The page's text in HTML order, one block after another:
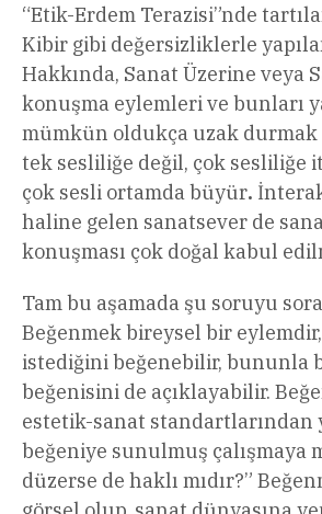
“Etik-Erdem Terazisi”nde
Kibir gibi değersizliklerle
Hakkında, Sanat Üzerine veya
konuşma eylemleri ve bunları
mümkün oldukça uzak durmak
tek sesliliğe değil, çok sesliliğe
çok sesli ortamda büyür.
haline gelen sanatsever de
konuşması çok doğal kabul
Tam bu aşamada şu soruyu
Beğenmek bireysel bir
istediğini beğenebilir, bununla
beğenisini de açıklayabilir.
estetik-sanat standartlarından
beğeniye sunulmuş çalışmaya
düzerse de haklı mıdır?”